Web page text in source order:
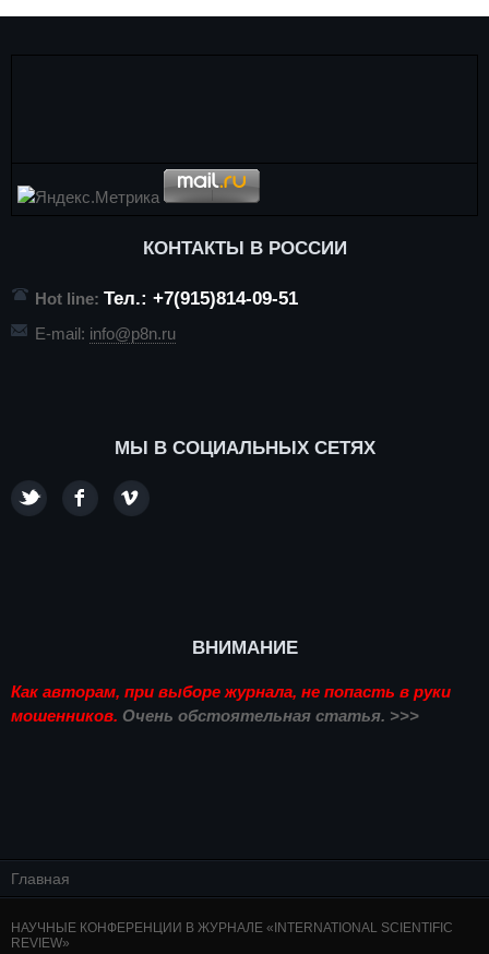
КОНТАКТЫ В РОССИИ
Hot line: Тел.: +7(915)814-09-51
E-mail: info@p8n.ru
МЫ В СОЦИАЛЬНЫХ СЕТЯХ
ВНИМАНИЕ
Как авторам, при выборе журнала, не попасть в руки
мошенников. Очень обстоятельная статья. >>>
Главная
НАУЧНЫЕ КОНФЕРЕНЦИИ В ЖУРНАЛЕ «INTERNATIONAL SCIENTIFIC
REVIEW»